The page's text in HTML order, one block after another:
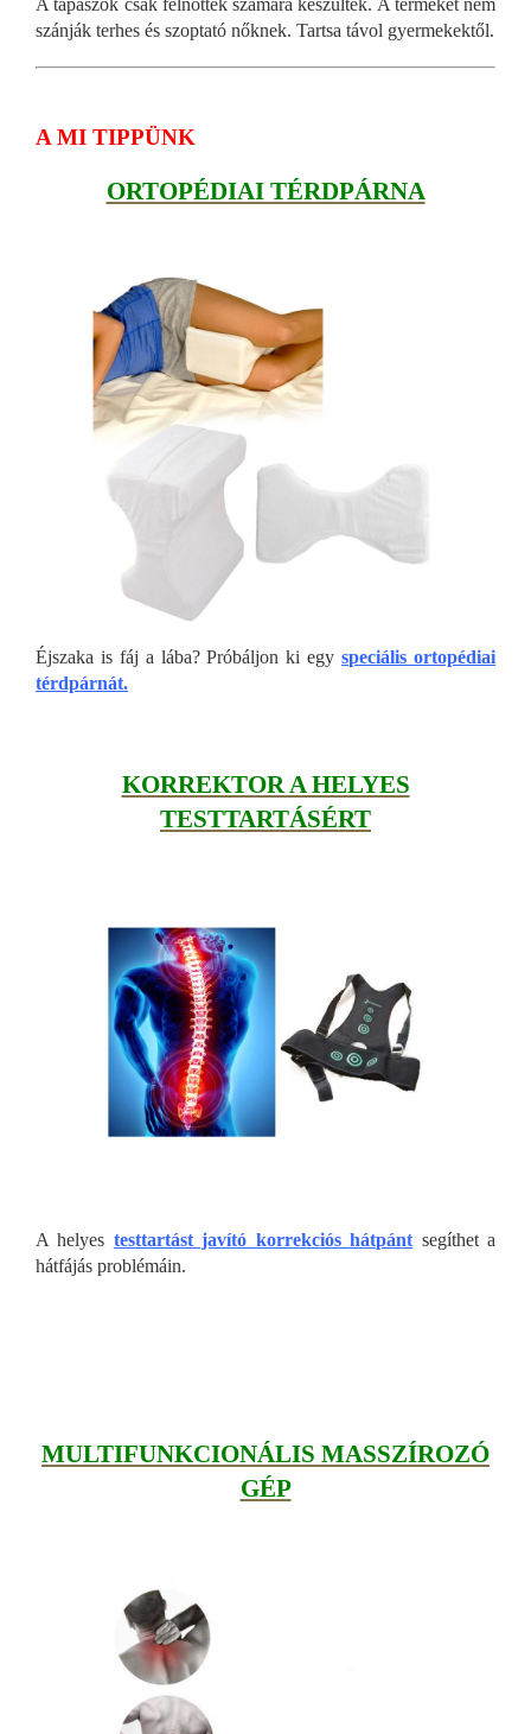
szánják terhes és szoptató nőknek. Tartsa távol gyermekektől.
A MI TIPPÜNK
ORTOPÉDIAI TÉRDPÁRNA
Éjszaka is fáj a lába? Próbáljon ki egyspeciális ortopédiai
térdpárnát.
KORREKTOR A HELYES
TESTTARTÁSÉRT
A helyes testtartást javító korrekciós hátpánt segíthet a
hátfájás problémáin.
MULTIFUNKCIONÁLIS MASSZÍROZÓ
GÉP